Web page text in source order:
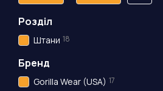
Розділ
Штани 18
Бренд
Gorilla Wear (USA) 17